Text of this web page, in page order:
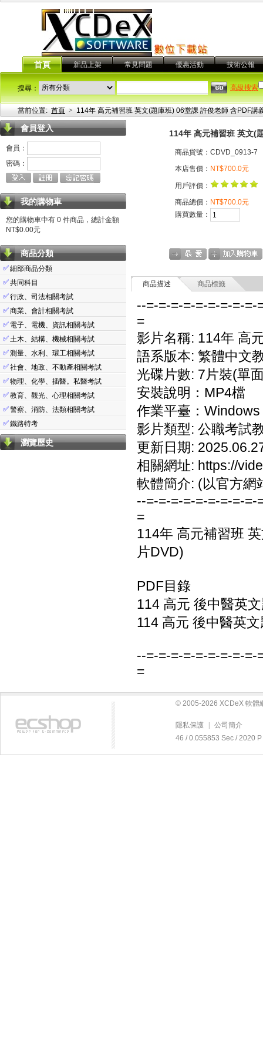
首頁 新品上架 常見問題 優惠活動 技術公報
搜尋： 高級搜索
當前位置: 首頁 > 114年 高元補習班 英文(題庫班) 06堂課 許俊老師 含PDF講
會員登入
會員：
密碼：
我的購物車
您的購物車中有 0 件商品，總計金額
NT$0.00元
商品分類
✅細部商品分類
✅共同科目
✅行政、司法相關考試
✅商業、會計相關考試
✅ 電子、電機、資訊相關考試
✅土木、結構、機械相關考試
✅測量、水利、環工相關考試
✅社會、地政、不動產相關考試
✅物理、化學、插醫。私醫考試
✅教育、觀光、心理相關考試
✅警察、消防、法類相關考試
✅鐵路特考
瀏覽歷史
114年 高元補習班 英文(
商品貨號：CDVD_0913-7
本店售價： NT$700.0元
用戶評價：
商品總價： NT$700.0元
購買數量：
商品描述 商品標籤
--=-=-=-=-=-=-=-=-=-
=
影片名稱: 114年 高
語系版本: 繁體中文
光碟片數: 7片裝(單
安裝說明：MP4檔
作業平臺：Windows
影片類型: 公職考試
更新日期:
相關網址: https://
軟體簡介: (以官方網
--=-=-=-=-=-=-=-=-=-
=
114年 高元補習班
片DVD)
PDF目錄
114 高元 後中醫英
114 高元 後中醫英
--=-=-=-=-=-=-=-=-=-
=
© 2005-2026 XCDeX 軟體
隱私保護
公司簡介
46 / 0.055853 Sec / 2020